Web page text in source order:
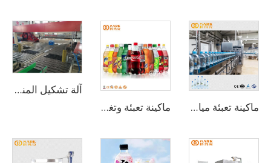
ماكينة تعبئة مياه دوارة 3 في 1 بسعة 2000 زجاجة بالساعة (CGF8-8-3) ماكينة تعبئة وتغليف المشروبات الغازية الفوارة بسعة 10000 زجاجة في الساعة
آلة تشكيل المنصات